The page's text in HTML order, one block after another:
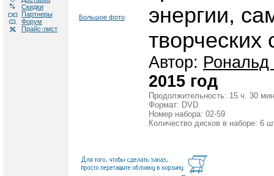
Скидки
Партнеры
Форум
Прайс-лист
Большое фото
энергии,
творческих
Автор: Рональд
2015 год
Продолжительность: 15 ч. 30
Формат: DVD
Номер набора: 02-59
Количество дисков в наборе: 6